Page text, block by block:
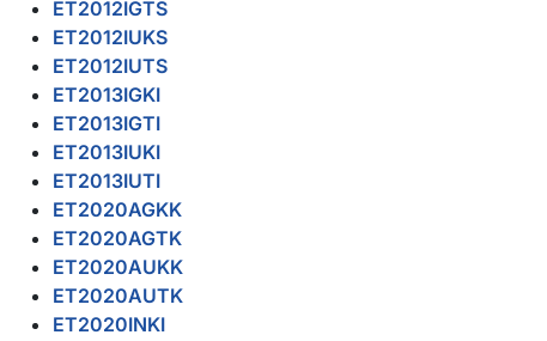
ET2012IGTS
ET2012IUKS
ET2012IUTS
ET2013IGKI
ET2013IGTI
ET2013IUKI
ET2013IUTI
ET2020AGKK
ET2020AGTK
ET2020AUKK
ET2020AUTK
ET2020INKI